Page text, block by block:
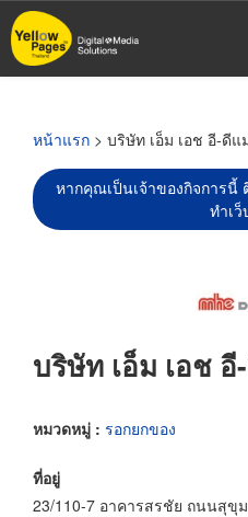
ข้าม
ไป
หน้าแรก > บริษัท เอ็ม เอช อี-ดี
หากคุณเป็นเจ้าของกิจการนี้
ทำเ
บริษัท เอ็ม เอช
หมวดหมู่ : รอกยกของ
ที่อยู่
23/110-7 อาคารสรชัย ถนนสุขุ